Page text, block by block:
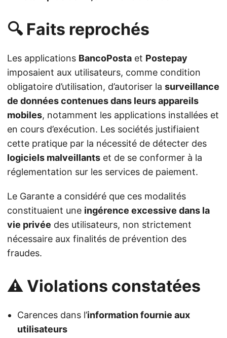
🔍 Faits reprochés
Les applications BancoPosta et Postepay
imposaient aux utilisateurs, comme condition
obligatoire d’utilisation, d’autoriser la surveillance
de données contenues dans leurs appareils
mobiles, notamment les applications installées et
en cours d’exécution. Les sociétés justifiaient
cette pratique par la nécessité de détecter des
logiciels malveillants et de se conformer à la
réglementation sur les services de paiement.
Le Garante a considéré que ces modalités
constituaient une ingérence excessive dans la
vie privée des utilisateurs, non strictement
nécessaire aux finalités de prévention des
fraudes.
⚠️ Violations constatées
Carences dans l’information fournie aux
utilisateurs